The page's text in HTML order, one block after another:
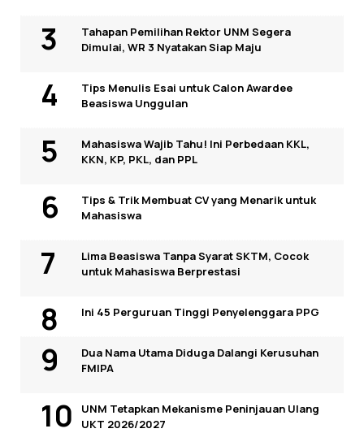
Tahapan Pemilihan Rektor UNM Segera
Dimulai, WR 3 Nyatakan Siap Maju
Tips Menulis Esai untuk Calon Awardee
Beasiswa Unggulan
Mahasiswa Wajib Tahu! Ini Perbedaan KKL,
KKN, KP, PKL, dan PPL
Tips & Trik Membuat CV yang Menarik untuk
Mahasiswa
Lima Beasiswa Tanpa Syarat SKTM, Cocok
untuk Mahasiswa Berprestasi
Ini 45 Perguruan Tinggi Penyelenggara PPG
Dua Nama Utama Diduga Dalangi Kerusuhan
FMIPA
UNM Tetapkan Mekanisme Peninjauan Ulang
UKT 2026/2027